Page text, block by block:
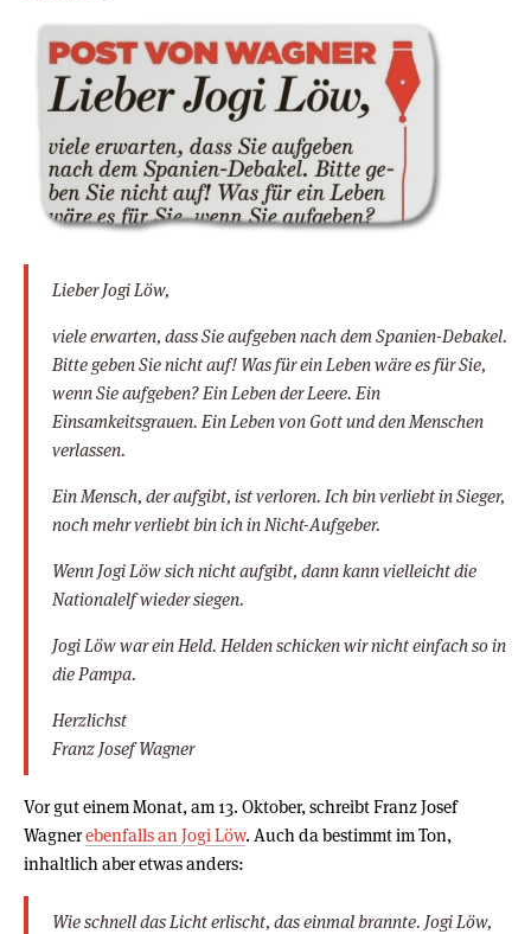
Lieber Jogi Löw,
viele erwarten, dass Sie aufgeben nach dem Spanien-Debakel.
Bitte geben Sie nicht auf! Was für ein Leben wäre es für Sie,
wenn Sie aufgeben? Ein Leben der Leere. Ein
Einsamkeitsgrauen. Ein Leben von Gott und den Menschen
verlassen.
Ein Mensch, der aufgibt, ist verloren. Ich bin verliebt in Sieger,
noch mehr verliebt bin ich in Nicht-Aufgeber.
Wenn Jogi Löw sich nicht aufgibt, dann kann vielleicht die
Nationalelf wieder siegen.
Jogi Löw war ein Held. Helden schicken wir nicht einfach so in
die Pampa.
Herzlichst
Franz Josef Wagner
Vor gut einem Monat, am 13. Oktober, schreibt Franz Josef
Wagnerebenfalls an Jogi Löw. Auch da bestimmt im Ton,
inhaltlich aber etwas anders:
Wie schnell das Licht erlischt, das einmal brannte. Jogi Löw,